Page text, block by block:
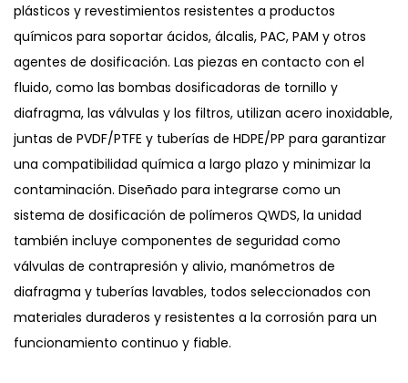
plásticos y revestimientos resistentes a productos
químicos para soportar ácidos, álcalis, PAC, PAM y otros
agentes de dosificación. Las piezas en contacto con el
fluido, como las bombas dosificadoras de tornillo y
diafragma, las válvulas y los filtros, utilizan acero inoxidable,
juntas de PVDF/PTFE y tuberías de HDPE/PP para garantizar
una compatibilidad química a largo plazo y minimizar la
contaminación. Diseñado para integrarse como un
sistema de dosificación de polímeros QWDS, la unidad
también incluye componentes de seguridad como
válvulas de contrapresión y alivio, manómetros de
diafragma y tuberías lavables, todos seleccionados con
materiales duraderos y resistentes a la corrosión para un
funcionamiento continuo y fiable.